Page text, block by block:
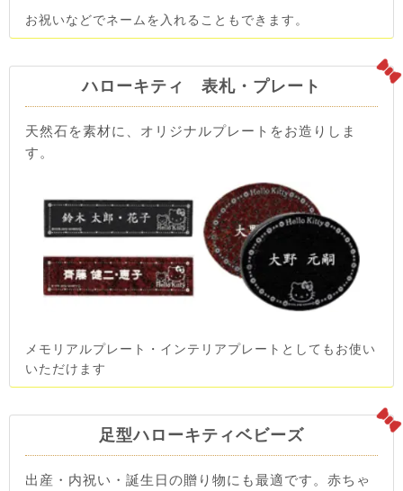
お祝いなどでネームを入れることもできます。
ハローキティ 表札・プレート
天然石を素材に、オリジナルプレートをお造りしま
す。
メモリアルプレート・インテリアプレートとしてもお使い
いただけます
足型ハローキティベビーズ
出産・内祝い・誕生日の贈り物にも最適です。赤ちゃ